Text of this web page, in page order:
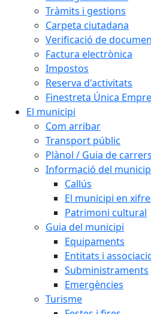
Tràmits i gestions
Carpeta ciutadana
Verificació de
Factura electrònica
Impostos
Reserva d'activitats
Finestreta Única
El municipi
Com arribar
Transport públic
Plànol / Guia de carrers
Informació del
Callús
El municipi en
Patrimoni cultural
Guia del municipi
Equipaments
Entitats i
Subministraments
Emergències
Turisme